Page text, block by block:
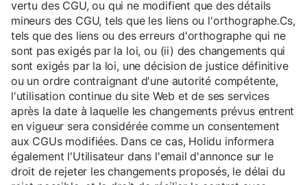
vertu des CGU, ou qui ne modifient que des détails
mineurs des CGU, tels que les liens ou l'orthographe.Cs,
tels que des liens ou des erreurs d'orthographe qui ne
sont pas exigés par la loi, ou (ii) des changements qui
sont exigés par la loi, une décision de justice définitive
ou un ordre contraignant d'une autorité compétente,
l'utilisation continue du site Web et de ses services
après la date à laquelle les changements prévus entrent
en vigueur sera considérée comme un consentement
aux CGUs modifiées. Dans ce cas, Holidu informera
également l'Utilisateur dans l'email d'annonce sur le
droit de rejeter les changements proposés, le délai du